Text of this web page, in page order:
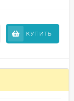
КУПИТЬ